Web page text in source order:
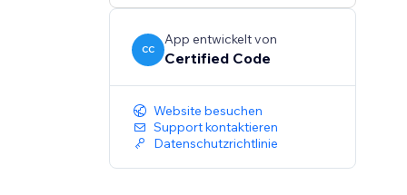
CC
App entwickelt von
Certified Code
Website besuchen
Support kontaktieren
Datenschutzrichtlinie